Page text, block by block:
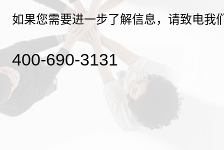
如果您需要进一步了解信息，请致电我
400-690-3131